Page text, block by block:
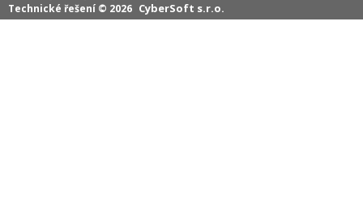
Technické řešení © 2026 CyberSoft s.r.o.